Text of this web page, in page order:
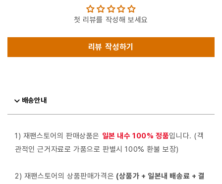
첫 리뷰를 작성해 보세요
리뷰 작성하기
배송안내
1) 재팬스토어의 판매상품은 일본 내수 100% 정품입니다. (객
관적인 근거자료로 가품으로 판별시 100% 환불 보장)
2) 재팬스토어의 상품판매가격은 (상품가 + 일본내 배송료 + 결